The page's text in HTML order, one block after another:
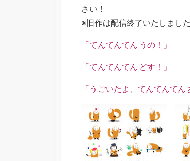
さい！
※旧作は配信終了いたしました
「てんてんてん うの！」
「てんてんてん どす！」
「うごいたよ、てんてんてん